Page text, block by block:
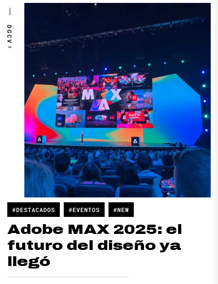
DGCV™
#DESTACADOS #EVENTOS #NEW
Adobe MAX 2025: el
futuro del diseño ya
llegó